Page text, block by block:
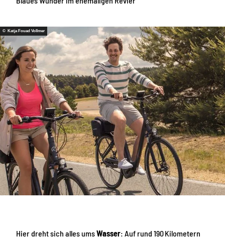
© Katja Fouad Vollmer
Hier dreht sich alles umsWasser: Auf rund 190 Kilometern